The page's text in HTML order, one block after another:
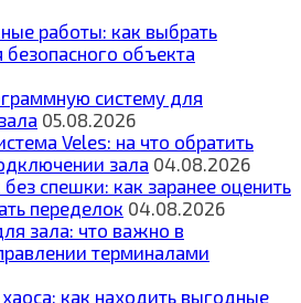
работы: как выбрать
объекта
систему для
05.08.2026
Veles: на что обратить
зала 04.08.2026
спешки: как заранее оценить
переделок 04.08.2026
зала: что важно в
терминалами
как находить выгодные